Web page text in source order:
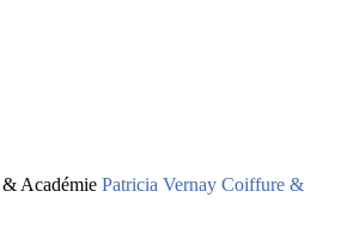
Académie Patricia Vernay Coiffure &